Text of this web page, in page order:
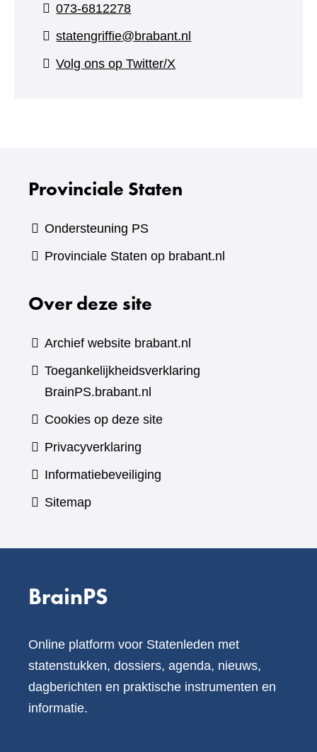
073-6812278
statengriffie@brabant.nl
Volg ons op Twitter/X
Provinciale Staten
Ondersteuning PS
Provinciale Staten op brabant.nl
Over deze site
Archief website brabant.nl
Toegankelijkheidsverklaring
BrainPS.brabant.nl
Cookies op deze site
Privacyverklaring
Informatiebeveiliging
Sitemap
BrainPS
Online platform voor Statenleden met
statenstukken, dossiers, agenda, nieuws,
dagberichten en praktische instrumenten en
informatie.